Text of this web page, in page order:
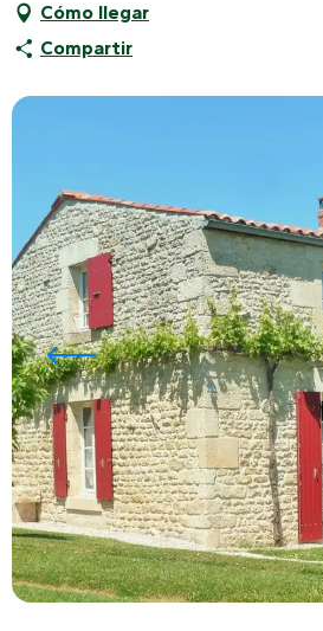
Cómo llegar
Compartir